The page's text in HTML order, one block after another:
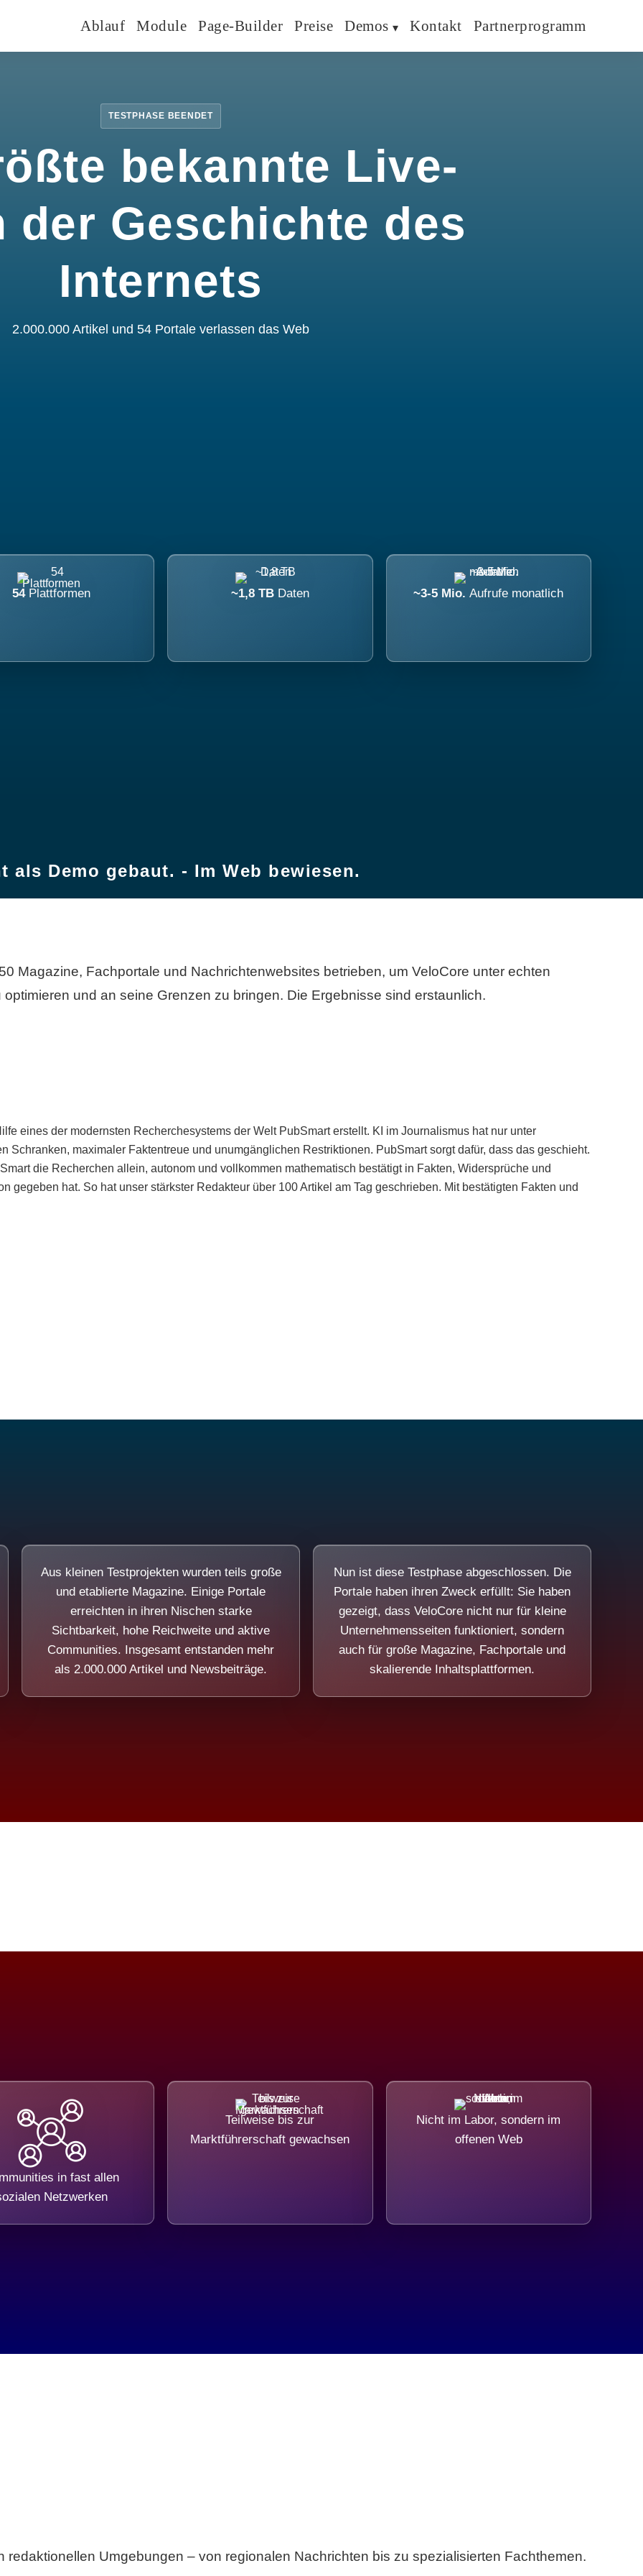
Ablauf Module Page-Builder Preise Demos Kontakt Partnerprogramm
TESTPHASE BEENDET
bekannte Live-
der Geschichte des
Internets
2.000.000 Artikel und 54 Portale verlassen das Web
54 Plattformen ~1,8 TB Daten ~3-5 Mio.Aufrufe monatlich
als Demo gebaut. - Im Web bewiesen.
Magazine, Fachportale und Nachrichtenwebsites betrieben, um VeloCore unter echten
und an seine Grenzen zu bringen. Die Ergebnisse sind erstaunlich.
eines der modernsten Recherchesystems der Welt PubSmart erstellt. KI im Journalismus hat nur unter
Schranken, maximaler Faktentreue und unumgänglichen Restriktionen. PubSmart sorgt dafür, dass das geschieht.
die Recherchen allein, autonom und vollkommen mathematisch bestätigt in Fakten, Widersprüche und
gegeben hat. So hat unser stärkster Redakteur über 100 Artikel am Tag geschrieben. Mit bestätigten Fakten und
Aus kleinen Testprojekten wurden teils große
und etablierte Magazine. Einige Portale
erreichten in ihren Nischen starke
Sichtbarkeit, hohe Reichweite und aktive
Communities. Insgesamt entstanden mehr
als 2.000.000 Artikel und Newsbeiträge.
Nun ist diese Testphase abgeschlossen. Die
Portale haben ihren Zweck erfüllt: Sie haben
gezeigt, dass VeloCore nicht nur für kleine
Unternehmensseiten funktioniert, sondern
auch für große Magazine, Fachportale und
skalierende Inhaltsplattformen.
in fast allen
Netzwerken
Teilweise bis zur
Marktführerschaft gewachsen
Nicht im Labor, sondern im
offenen Web
redaktionellen Umgebungen – von regionalen Nachrichten bis zu spezialisierten Fachthemen.